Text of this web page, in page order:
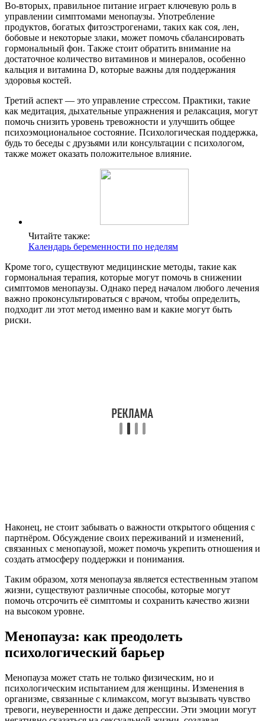
Во-вторых, правильное питание играет ключевую роль в
управлении симптомами менопаузы. Употребление
продуктов, богатых фитоэстрогенами, таких как соя, лен,
бобовые и некоторые злаки, может помочь сбалансировать
гормональный фон. Также стоит обратить внимание на
достаточное количество витаминов и минералов, особенно
кальция и витамина D, которые важны для поддержания
здоровья костей.
Третий аспект — это управление стрессом. Практики, такие
как медитация, дыхательные упражнения и релаксация, могут
помочь снизить уровень тревожности и улучшить общее
психоэмоциональное состояние. Психологическая поддержка,
будь то беседы с друзьями или консультации с психологом,
также может оказать положительное влияние.
Читайте также:
Календарь беременности по неделям
Кроме того, существуют медицинские методы, такие как
гормональная терапия, которые могут помочь в снижении
симптомов менопаузы. Однако перед началом любого лечения
важно проконсультироваться с врачом, чтобы определить,
подходит ли этот метод именно вам и какие могут быть
риски.
Наконец, не стоит забывать о важности открытого общения с
партнёром. Обсуждение своих переживаний и изменений,
связанных с менопаузой, может помочь укрепить отношения и
создать атмосферу поддержки и понимания.
Таким образом, хотя менопауза является естественным этапом
жизни, существуют различные способы, которые могут
помочь отсрочить её симптомы и сохранить качество жизни
на высоком уровне.
Менопауза: как преодолеть
психологический барьер
Менопауза может стать не только физическим, но и
психологическим испытанием для женщины. Изменения в
организме, связанные с климаксом, могут вызывать чувство
тревоги, неуверенности и даже депрессии. Эти эмоции могут